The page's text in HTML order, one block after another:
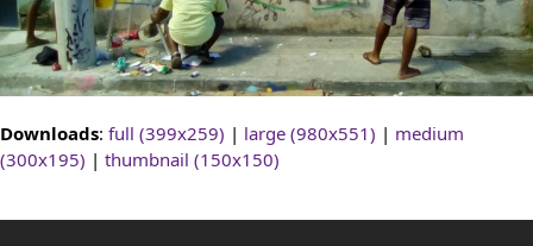
Downloads: full (399x259) | large (980x551) | medium
(300x195) | thumbnail (150x150)